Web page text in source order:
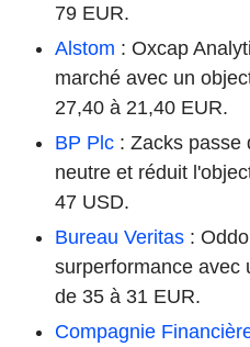
79 EUR.
Alstom : Oxcap
marché avec un
27,40 à 21,40 EUR.
BP Plc : Zacks passe
neutre et réduit
47 USD.
Bureau Veritas :
surperformance avec
de 35 à 31 EUR.
Compagnie